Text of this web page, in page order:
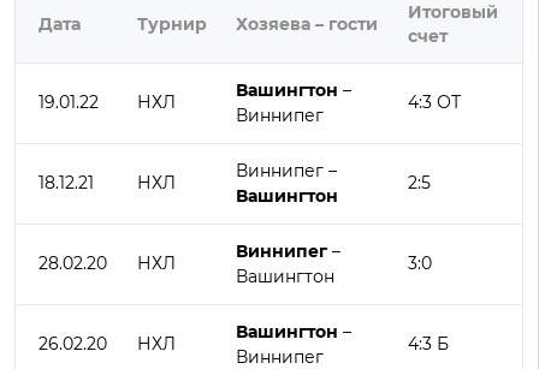
Дата Турнир Хозяева – гости
Итоговый
счет
19.01.22 НХЛ
Вашингтон –
Виннипег
4:3 ОТ
18.12.21 НХЛ
Виннипег –
Вашингтон
2:5
28.02.20 НХЛ
Виннипег –
Вашингтон
3:0
26.02.20 НХЛ
Вашингтон –
Виннипег
4:3 Б